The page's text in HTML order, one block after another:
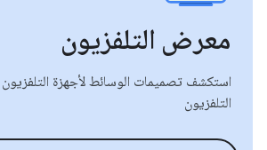
معرض التلفزيون
استكشف تصميمات الوسائط لأجهزة
التلفزيون